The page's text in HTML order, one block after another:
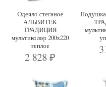
Одеяло стеганое
АЛЬВИТЕК
ТРАДИЦИЯ
мультиколор 200x220
теплое
2 828₽